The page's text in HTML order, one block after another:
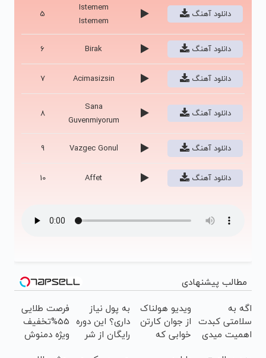
5
Istemem
Istemem
دانلود آهنگ
6 Birak دانلود آهنگ
7 Acimasizsin دانلود آهنگ
8
Sana
Guvenmiyorum
دانلود آهنگ
9 Vazgec Gonul دانلود آهنگ
10 Affet دانلود آهنگ
مطالب پیشنهادی
اگه به
سلامتی کبدت
اهمیت میدی
ویدیو هولناک
از جوان کارتن
خوابی که
به پول نیاز
داری؟ این دوره
رایگان از شر
فرصت طلایی
55%تخفیف
ویژه دمنوش